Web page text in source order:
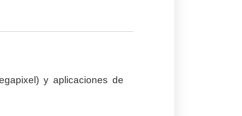
y aplicaciones de